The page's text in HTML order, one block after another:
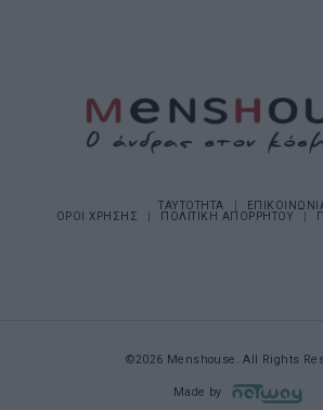
ΤΑΥΤΟΤΗΤΑ
ΟΡΟΙ ΧΡΗΣΗΣ
ΠΟΛΙΤΙΚΗ ΑΠΟΡΡΗΤΟΥ
©2026 Menshouse. All Rights
Made by